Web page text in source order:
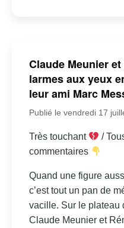
Claude Meunier
larmes aux yeux
leur ami Marc
Publié le vendredi 17
Très touchant
/
commentaires
Quand une figure
c’est tout un pan de
vacille. Sur le plateau
Claude Meunier et